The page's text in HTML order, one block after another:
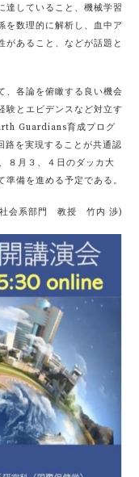
達していること、機械学習
を数理的に解析し、血中ア
があること、などが話題と
、各論を俯瞰する良い機会
験とエビデンスなど対立す
Guardians育成プログ
を実現することが共通認
８月３、４日のダッカ大
備を進める予定である。
社会系部門 教授 竹内 渉)